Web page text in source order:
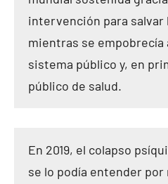
intervención para salvar
mientras se empobrecía
sistema público y, en
público de salud.
En 2019, el colapso
se lo podía entender